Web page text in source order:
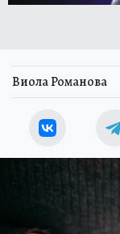
Виола Романова